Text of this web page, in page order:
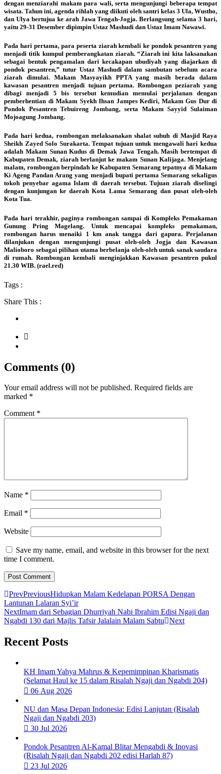
dengan menziarahi makam para wali, serta mengunjungi beberapa tempat
wisata. Tahun ini, agenda rihlah yang diikuti oleh santri kelas 3 Ula, Wustho,
dan Ulya bertujua ke arah Jawa Tengah-Jogja. Berlangsung selama 3 hari,
yaitu 29-31 Desember dipimpin Ustaz Mashudi dan Ustaz Imam Nawawi.
Pada hari pertama, para peserta ziarah kembali ke pondok pesantren yang
menjadi titik kumpul pemberangkatan ziarah. “Ziarah ini kita laksanakan
sebagai bentuk pengamalan dari kecakapan ubudiyah yang diajarkan di
pondok pesantren,” tutur Ustaz Mashudi dalam sambutan sebelum acara
ziarah dimulai. Makam Masyayikh PPTA yang masih berada dalam
kawasan pesantren menjadi tujuan pertama. Rombongan peziarah yang
dibagi menjadi 5 bis tersebut kemudian memulai perjalanan dengan
pemberhentian di Makam Syekh Ihsan Jampes Kediri, Makam Gus Dur di
Pondok Pesantren Tebuireng Jombang, serta Makam Sayyid Sulaiman
Mojoagung Jombang.
Pada hari kedua, rombongan melaksanakan shalat subuh di Masjid Raya
Sheikh Zayed Solo Surakarta. Tempat tujuan untuk mengawali hari kedua
adalah Makam Sunan Kudus di Demak Jawa Tengah. Masih bertempat di
Kabupaten Demak, ziarah berlanjut ke makam Sunan Kalijaga. Menjelang
malam, rombongan berpindah ke Kabupaten Semarang tepatnya di Makam
Ki Ageng Pandan Arang yang menjadi bupati pertama Semarang sekaligus
tokoh penyebar agama Islam di daerah tersebut. Tujuan ziarah diselingi
dengan kunjungan ke daerah Kota Lama Semarang dan pusat oleh-oleh
Kota Tua.
Pada hari terakhir, paginya rombongan sampai di Kompleks Pemakaman
Gunung Pring Magelang. Untuk mencapai kompleks pemakaman,
rombongan harus menaiki 1 km anak tangga dari gapura. Perjalanan
dilanjukan dengan mengunjungi pusat oleh-oleh Jogja dan Kawasan
Malioboro sebagai pilihan utama berbelanja oleh-oleh untuk sanak saudara
di rumah. Rombongan kembali menginjakkan Kawasan pesantren pukul
21.30 WIB. (rael.red)
Tags :
Share This :
Comments (0)
Your email address will not be published. Required fields are
marked *
Comment *
Name *
Email *
Website
Save my name, email, and website in this browser for the next
time I comment.
PrevPreviousHidupkan Malam Kedelapan PORSA Dengan
Lantunan Lalaran Syi’ir
NextImam dari Sebagian Dhurriyah Nabi Ibrahim Edisi Ngaji dan
Ngabdi 130 dari Majlis Tafsir Jalalain Malam Sabtu Next
Recent Posts
KH Imam Yahya Mahrus & Kepemimpinan Kharismatis
(Selamat Haul ke 15 dalam Risalah Ngaji dan Ngabdi 204)
06 Aug 2026
NU dan Masa Depan Indonesia: Edisi Lanjutan (Risalah
Ngaji dan Ngabdi 203)
30 Jul 2026
Pondok Pesantren Al-Kamal Blitar Mengabdi & Inovasi
(Risalah Ngaji dan Ngabdi 202 edisi Harlah 87)
23 Jul 2026